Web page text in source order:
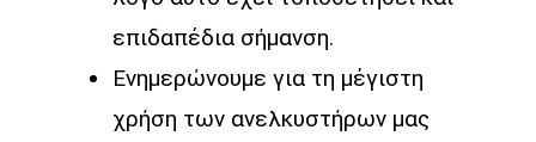
επιδαπέδια σήμανση.
Ενημερώνουμε για τη μέγιστη
χρήση των ανελκυστήρων μας